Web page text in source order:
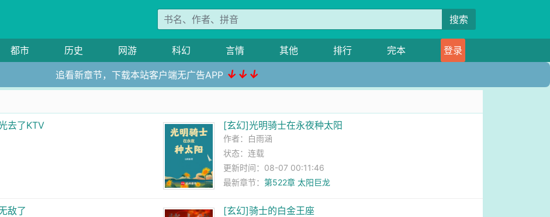
搜索
都市 历史 网游 科幻 言情 其他 排行 完本 登录
追看新章节，下载本站客户端无广告APP ↓↓↓
去了KTV
[玄幻]光明骑士在永夜种太阳
作者：
白雨涵
状态：连载
更新时间：08-07 00:11:46
最新章节： 第522章 太阳巨龙
敌了 [玄幻]骑士的白金王座